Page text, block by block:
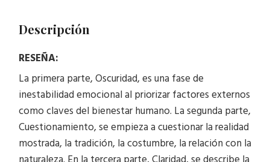
Descripción
RESEÑA:
La primera parte, Oscuridad, es una fase de
inestabilidad emocional al priorizar factores externos
como claves del bienestar humano. La segunda parte,
Cuestionamiento, se empieza a cuestionar la realidad
mostrada, la tradición, la costumbre, la relación con la